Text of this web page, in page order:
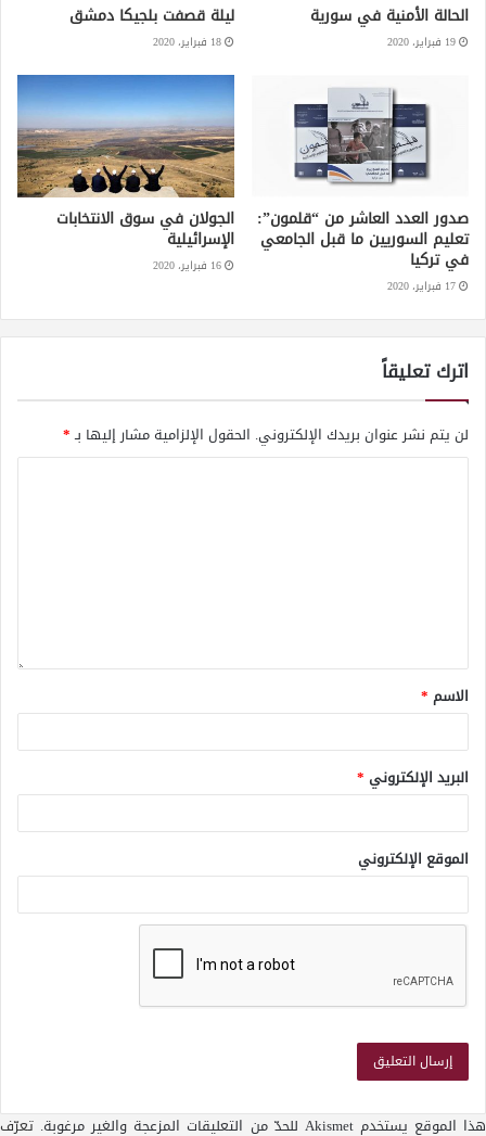
الحالة الأمنية في سورية
19 فبراير، 2020
ليلة قصفت بلجيكا دمشق
18 فبراير، 2020
صدور العدد العاشر من “قلمون”:
تعليم السوريين ما قبل الجامعي
في تركيا
17 فبراير، 2020
الجولان في سوق الانتخابات
الإسرائيلية
16 فبراير، 2020
اترك تعليقاً
لن يتم نشر عنوان بريدك الإلكتروني. الحقول الإلزامية مشار إليها بـ*
الاسم *
البريد الإلكتروني *
الموقع الإلكتروني
هذا الموقع يستخدم Akismet للحدّ من التعليقات المزعجة والغير مرغوبة.
تعرّف